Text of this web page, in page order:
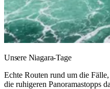
Unsere Niagara-Tage
Echte Routen rund um die
die ruhigeren Panoramastopps